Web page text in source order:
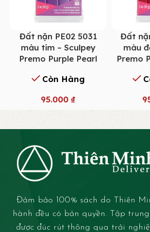
Đất nặn PE02 5031
màu tím – Sculpey
Premo Purple Pearl
Còn Hàng
95.000 ₫
Đất
màu
Premo
Đảm bảo 100% sách do Thiên
hành đều có bản quyền. Tập
được đúc rút thông qua trải